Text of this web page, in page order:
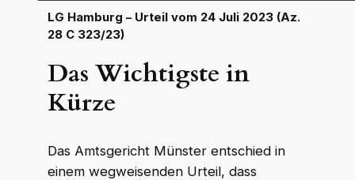
LG Hamburg – Urteil vom 24 Juli 2023 (Az.
28 C 323/23)
Das Wichtigste in
Kürze
Das Amtsgericht Münster entschied in
einem wegweisenden Urteil, dass